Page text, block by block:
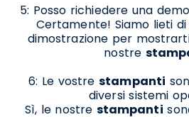
5: Posso richiedere una
Certamente! Siamo lieti
dimostrazione per
nostre
6: Le vostrestampanti
diversi sistemi
Sì, le nostre stampanti